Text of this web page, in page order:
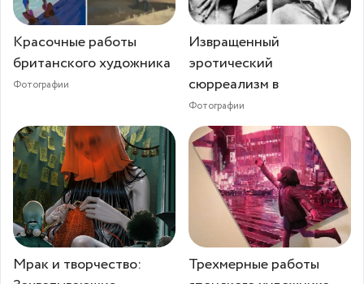
Красочные работы
британского художника
Фотографии
Извращенный
эротический
сюрреализм в
Фотографии
Мрак и творчество:
Трехмерные работы